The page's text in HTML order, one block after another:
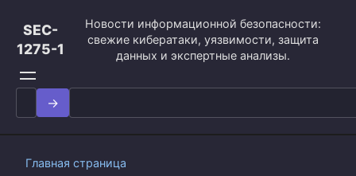
контенту
SEC-
1275-1
Новости информационной безопасности:
свежие кибератаки, уязвимости, защита
данных и экспертные анализы.
Search
for:
Главная страница